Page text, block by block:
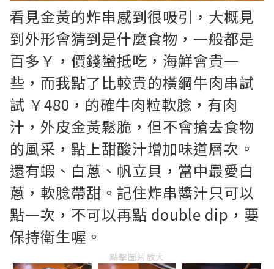
看見金黃的炸串感到很吸引，大概見
到外形會猜到是什麼食物，一般都是
百多￥，價錢蠻抵吃，海鮮會貴一
些，而我點了比較貴的橫綱牛肉串試
試 ￥480，的確牛肉粒軟腍，有肉
汁，外皮金黃鬆脆，但不會搶去食物
的風采，點上甜酸汁增加味道層次。
還有蝦、白蔥、帆立貝，當中最愛白
蔥，軟腍帶甜。記住炸串醬汁只可以
點一次，不可以再點 double dip，要
保持衛生喔。
點擊圖片放大